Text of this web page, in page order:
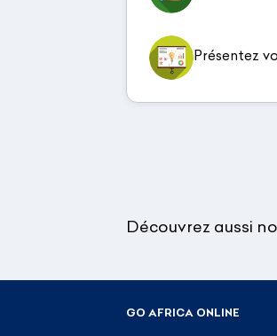
Présentez
Découvrez aussi
GO AFRICA ONLINE